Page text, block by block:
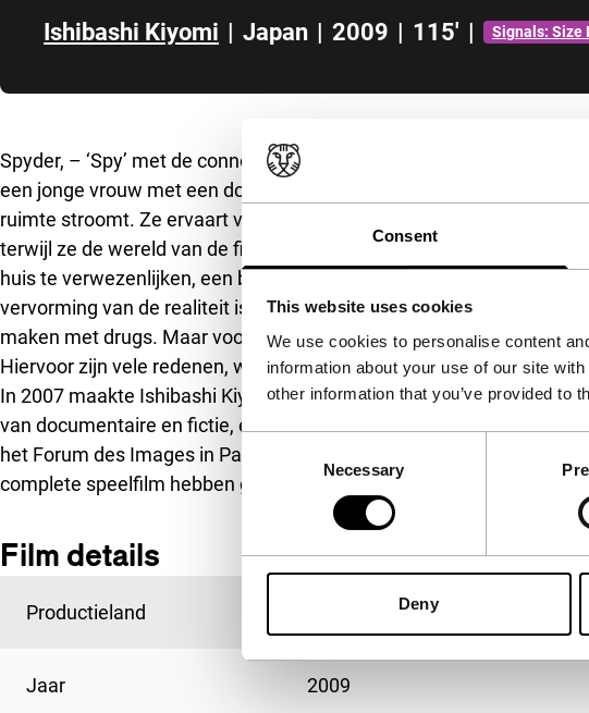
Consent
This website uses cookies
We use cookies to personalise content
information about your use of our site
other information that you’ve provided to
Necessary
Deny
Ishibashi Kiyomi | Japan | 2009 | 115' | Signals: Size
Spyder, – ‘Spy’ met de connotatie van geheim agent, geen
een jonge vrouw met een dolende ziel. Ze leidt haar leven alsof ze
ruimte stroomt. Ze ervaart verschillende realiteitsniveaus, tussen
terwijl ze de wereld van de film en haar eerste liefde ontdekt. Ze
huis te verwezenlijken, een belichaming van de herinneringen aan
vervorming van de realiteit is onderdeel van haar getroebleerde
maken met drugs. Maar voor haar begint de wereld om ons heen
Hiervoor zijn vele redenen, waaronder de problemen van de
In 2007 maakte Ishibashi Kiyomi haar eerste film met een mobiele
van documentaire en fictie, en werd gepresenteerd op het Pocket
het Forum des Images in Paris. Met
complete speelfilm hebben gemaakt met uitsluitend beelden van
Film details
Productieland
Jaar 2009